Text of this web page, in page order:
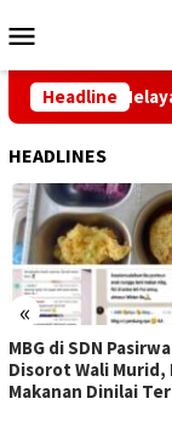
ke
Mobile
Headline
Nelayan
HEADLINES
«
MBG di SDN
Disorot Wali
Makanan Dinilai